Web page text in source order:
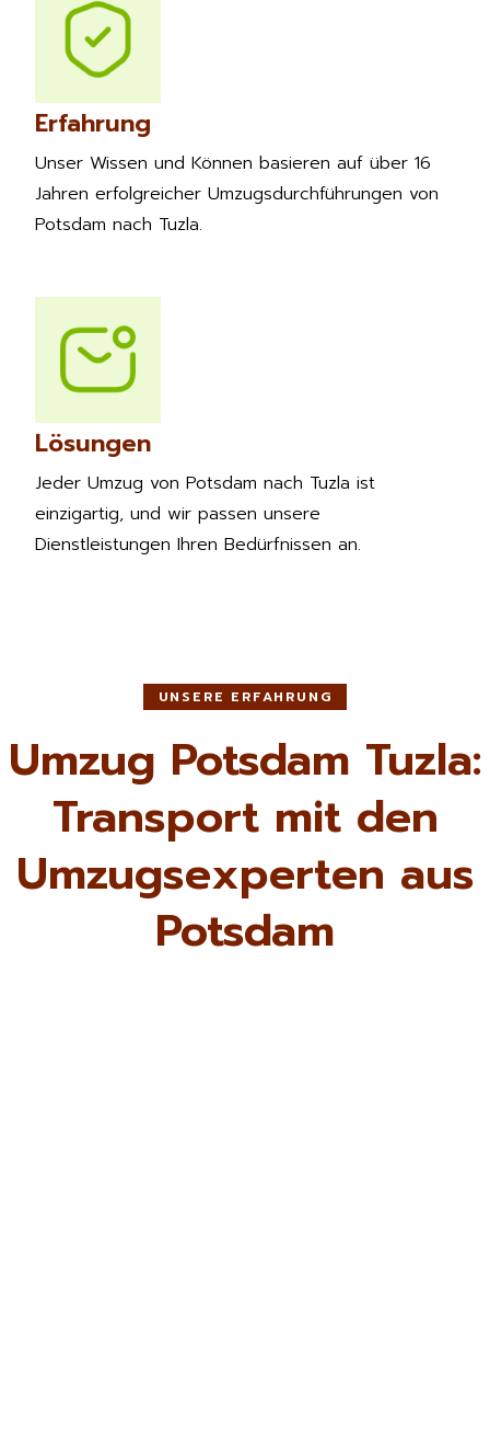
Erfahrung
Unser Wissen und Können basieren auf über 16
Jahren erfolgreicher Umzugsdurchführungen von
Potsdam nach Tuzla.
Lösungen
Jeder Umzug von Potsdam nach Tuzla ist
einzigartig, und wir passen unsere
Dienstleistungen Ihren Bedürfnissen an.
UNSERE ERFAHRUNG
Umzug Potsdam Tuzla:
Transport mit den
Umzugsexperten aus
Potsdam